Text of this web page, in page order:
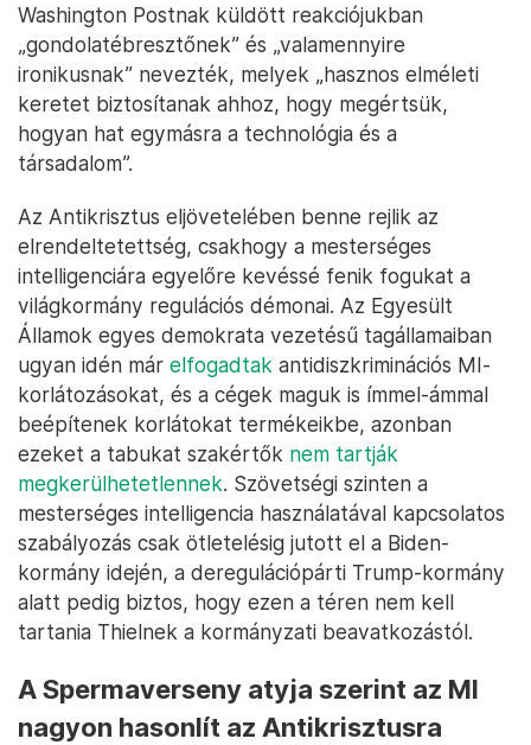
Washington Postnak küldött reakciójukban
„gondolatébresztőnek” és „valamennyire
ironikusnak” nevezték, melyek „hasznos elméleti
keretet biztosítanak ahhoz, hogy megértsük,
hogyan hat egymásra a technológia és a
társadalom”.
Az Antikrisztus eljövetelében benne rejlik az
elrendeltetettség, csakhogy a mesterséges
intelligenciára egyelőre kevéssé fenik fogukat a
világkormány regulációs démonai. Az Egyesült
Államok egyes demokrata vezetésű tagállamaiban
ugyan idén már elfogadtak antidiszkriminációs MI-
korlátozásokat, és a cégek maguk is ímmel-ámmal
beépítenek korlátokat termékeikbe, azonban
ezeket a tabukat szakértők nem tartják
megkerülhetetlennek. Szövetségi szinten a
mesterséges intelligencia használatával kapcsolatos
szabályozás csak ötletelésig jutott el a Biden-
kormány idején, a deregulációpárti Trump-kormány
alatt pedig biztos, hogy ezen a téren nem kell
tartania Thielnek a kormányzati beavatkozástól.
A Spermaverseny atyja szerint az MI
nagyon hasonlít az Antikrisztusra